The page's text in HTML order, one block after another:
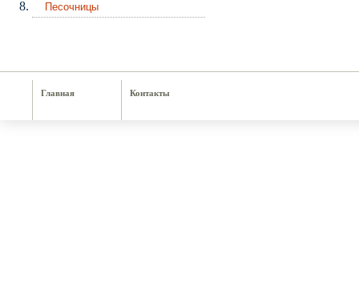
Песочницы
Главная Контакты